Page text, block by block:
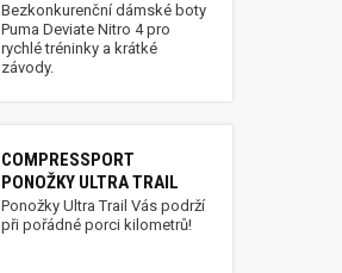
Bezkonkurenční dámské boty
Puma Deviate Nitro 4 pro
rychlé tréninky a krátké
závody.
COMPRESSPORT
PONOŽKY ULTRA TRAIL
Ponožky Ultra Trail Vás podrží
při pořádné porci kilometrů!